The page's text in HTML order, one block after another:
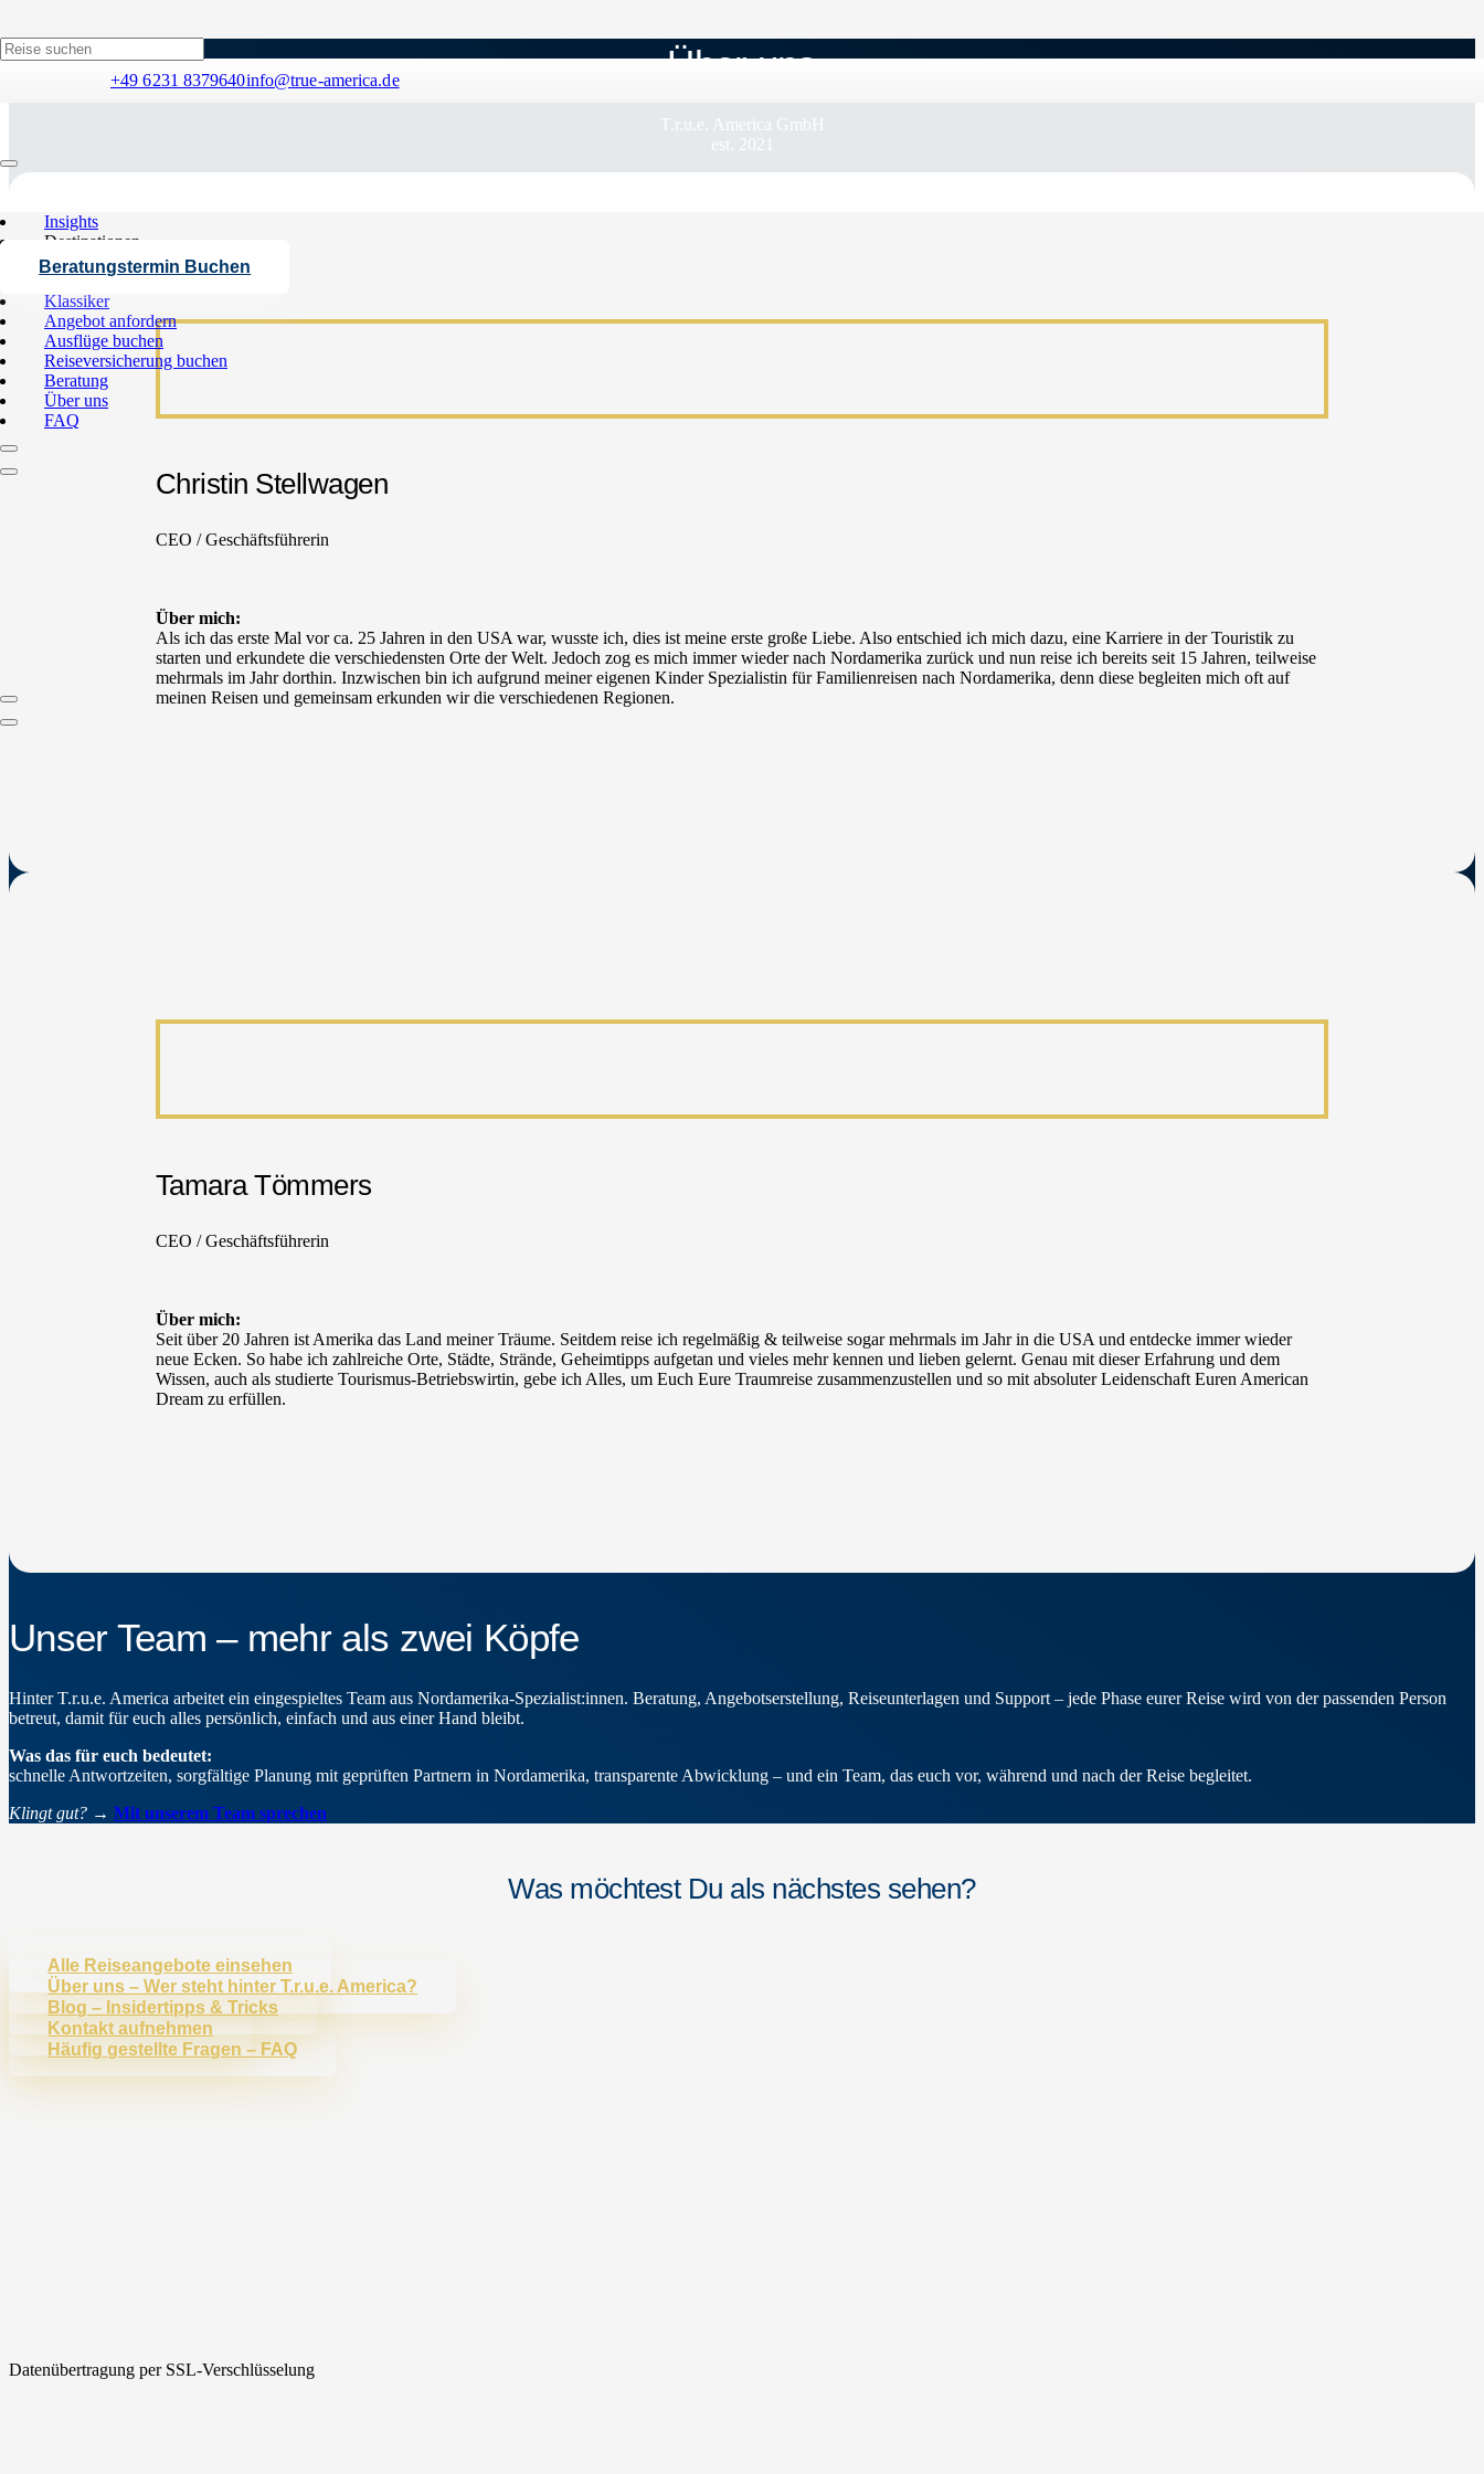
+49 6231 8379640info@true-america.de
Beratungstermin Buchen
Insights
Destinationen
USA
Kanada
Klassiker
Angebot anfordern
Ausflüge buchen
Reiseversicherung buchen
Beratung
Über uns
FAQ
Über uns
T.r.u.e. America GmbH
est. 2021
Christin Stellwagen
CEO / Geschäftsführerin
Über mich:
Als ich das erste Mal vor ca. 25 Jahren in den USA war, wusste ich, dies ist meine erste große Liebe. Also entschied ich mich dazu, eine Karriere in der Touristik zu
starten und erkundete die verschiedensten Orte der Welt. Jedoch zog es mich immer wieder nach Nordamerika zurück und nun reise ich bereits seit 15 Jahren, teilweise
mehrmals im Jahr dorthin. Inzwischen bin ich aufgrund meiner eigenen Kinder Spezialistin für Familienreisen nach Nordamerika, denn diese begleiten mich oft auf
meinen Reisen und gemeinsam erkunden wir die verschiedenen Regionen.
Tamara Tömmers
CEO / Geschäftsführerin
Über mich:
Seit über 20 Jahren ist Amerika das Land meiner Träume. Seitdem reise ich regelmäßig & teilweise sogar mehrmals im Jahr in die USA und entdecke immer wieder
neue Ecken. So habe ich zahlreiche Orte, Städte, Strände, Geheimtipps aufgetan und vieles mehr kennen und lieben gelernt. Genau mit dieser Erfahrung und dem
Wissen, auch als studierte Tourismus-Betriebswirtin, gebe ich Alles, um Euch Eure Traumreise zusammenzustellen und so mit absoluter Leidenschaft Euren American
Dream zu erfüllen.
Unser Team – mehr als zwei Köpfe
Hinter T.r.u.e. America arbeitet ein eingespieltes Team aus Nordamerika-Spezialist:innen. Beratung, Angebotserstellung, Reiseunterlagen und Support – jede Phase eurer Reise wird von der passenden Person
betreut, damit für euch alles persönlich, einfach und aus einer Hand bleibt.
Was das für euch bedeutet:
schnelle Antwortzeiten, sorgfältige Planung mit geprüften Partnern in Nordamerika, transparente Abwicklung – und ein Team, das euch vor, während und nach der Reise begleitet.
Klingt gut? → Mit unserem Team sprechen
Was möchtest Du als nächstes sehen?
Alle Reiseangebote einsehen
Über uns – Wer steht hinter T.r.u.e. America?
Blog – Insidertipps & Tricks
Kontakt aufnehmen
Häufig gestellte Fragen – FAQ
Datenübertragung per SSL-Verschlüsselung